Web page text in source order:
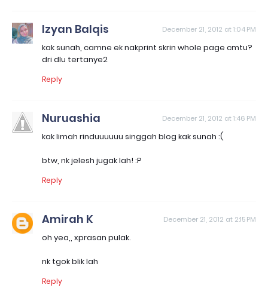
Izyan Balqis December 21, 2012 at 1:04 PM
kak sunah, camne ek nakprint skrin whole page cmtu?
dri dlu tertanye2
Reply
Nuruashia December 21, 2012 at 1:46 PM
kak limah rinduuuuuu singgah blog kak sunah :(
btw, nk jelesh jugak lah! :P
Reply
Amirah K December 21, 2012 at 2:15 PM
oh yea,, xprasan pulak.
nk tgok blik lah
Reply